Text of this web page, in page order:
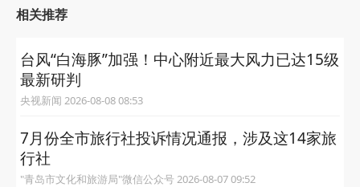
相关推荐
台风“白海豚”加强！中心附近最大风力已达15级
最新研判
央视新闻 2026-08-08 08:53
7月份全市旅行社投诉情况通报，涉及这14家旅
行社
"青岛市文化和旅游局"微信公众号 2026-08-07 09:52